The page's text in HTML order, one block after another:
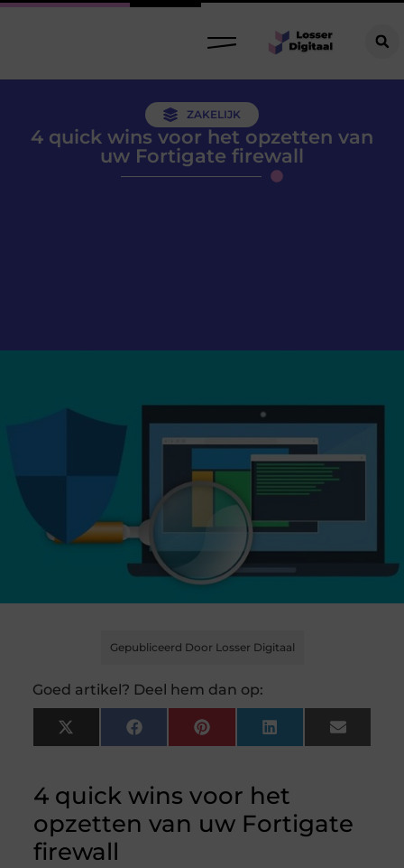
ZAKELIJK
4 quick wins voor het opzetten van
uw Fortigate firewall
Gepubliceerd Door Losser Digitaal
Goed artikel? Deel hem dan op:
X
(Twitter)
FacebookPinterest LinkedIn Email
4 quick wins voor het
opzetten van uw Fortigate
firewall